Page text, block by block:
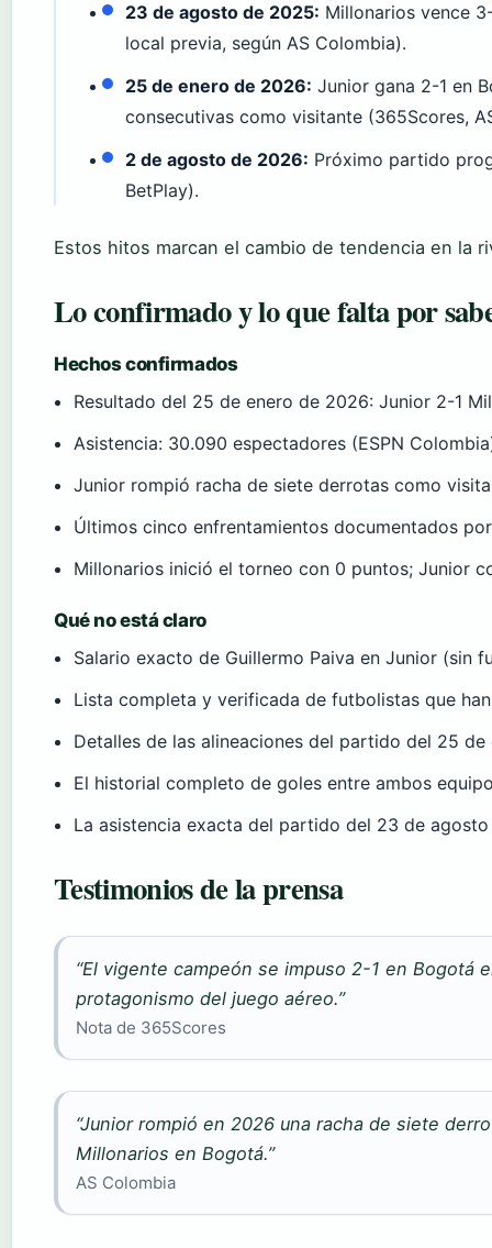
23 de agosto de 2025: Millonarios vence
local previa, según AS Colombia).
25 de enero de 2026: Junior gana 2-1 en
consecutivas como visitante (365Scores,
2 de agosto de 2026: Próximo partido
BetPlay).
Estos hitos marcan el cambio de tendencia en la
Lo confirmado y lo que falta por
Hechos confirmados
Resultado del 25 de enero de 2026: Junior 2-1
Asistencia: 30.090 espectadores (ESPN
Junior rompió racha de siete derrotas como
Últimos cinco enfrentamientos documentados
Millonarios inició el torneo con 0 puntos; Junior
Qué no está claro
Salario exacto de Guillermo Paiva en Junior (sin
Lista completa y verificada de futbolistas que
Detalles de las alineaciones del partido del 25 de
El historial completo de goles entre ambos
La asistencia exacta del partido del 23 de
Testimonios de la prensa
“El vigente campeón se impuso 2-1 en Bogotá
protagonismo del juego aéreo.”
Nota de 365Scores
“Junior rompió en 2026 una racha de siete
Millonarios en Bogotá.”
AS Colombia